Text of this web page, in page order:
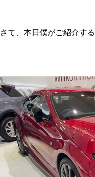
さて、本日僕がご紹介す